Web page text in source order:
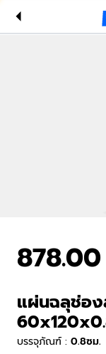
ซม. สี
ธรรม
878.00
แผ่นฉลุช่อ
บรรจุภัณฑ์ : 0.8ซม.